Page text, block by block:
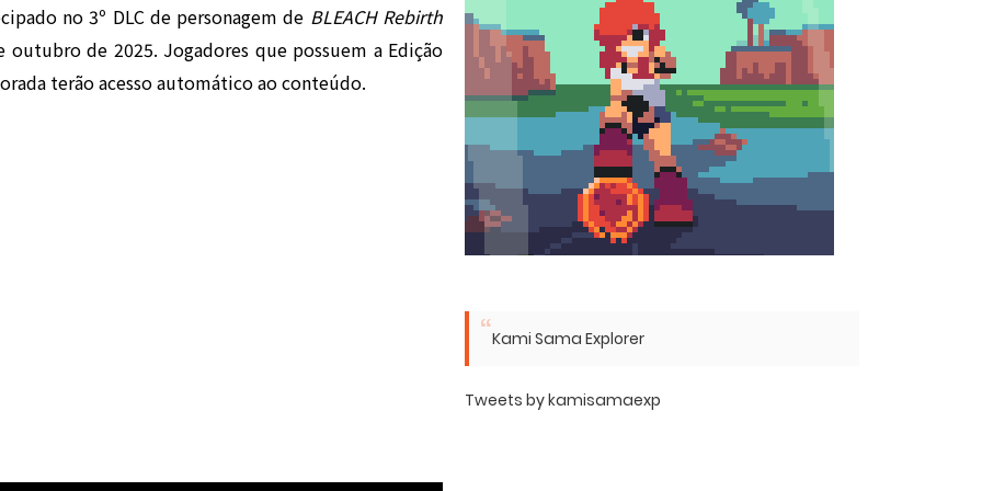
no 3º DLC de personagem de BLEACH Rebirth
de 2025. Jogadores que possuem a Edição
terão acesso automático ao conteúdo.
Kami Sama Explorer
Tweets by kamisamaexp